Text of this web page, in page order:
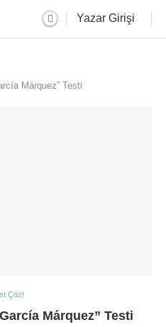
Yazar Girişi
Márquez” Testi
Çöz!
Márquez” Testi